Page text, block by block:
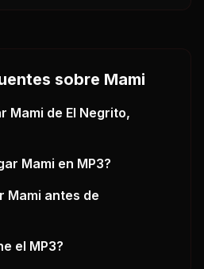
sobre Mami
Mami de El Negrito,
Mami en MP3?
Mami antes de
el MP3?